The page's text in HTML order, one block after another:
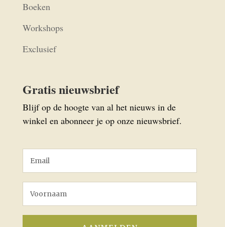
Boeken
Workshops
Exclusief
Gratis nieuwsbrief
Blijf op de hoogte van al het nieuws in de
winkel en abonneer je op onze nieuwsbrief.